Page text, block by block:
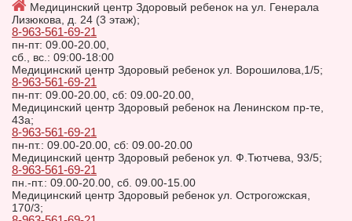
Медицинский центр Здоровый ребенок на ул. Генерала
Лизюкова, д. 24 (3 этаж);
8-963-561-69-21
пн-пт: 09.00-20.00,
сб., вс.: 09:00-18:00
Медицинский центр Здоровый ребенок ул. Ворошилова,1/5;
8-963-561-69-21
пн-пт: 09.00-20.00, сб: 09.00-20.00,
Медицинский центр Здоровый ребенок на Ленинском пр-те,
43а;
8-963-561-69-21
пн-пт.: 09.00-20.00, сб: 09.00-20.00
Медицинский центр Здоровый ребенок ул. Ф.Тютчева, 93/5;
8-963-561-69-21
пн.-пт.: 09.00-20.00, сб. 09.00-15.00
Медицинский центр Здоровый ребенок ул. Острогожская,
170/3;